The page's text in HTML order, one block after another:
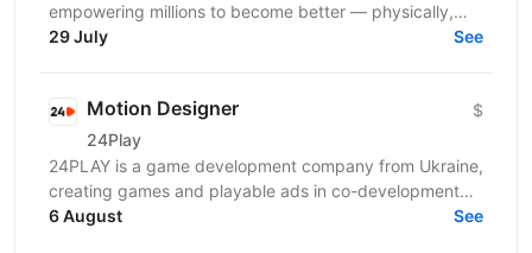
empowering millions to become better — physically,
mentally, and emotionally. We build what makes
29 July See
Motion Designer
24Play
$
24PLAY is a game development company from Ukraine,
creating games and playable ads in co-development
6 August See